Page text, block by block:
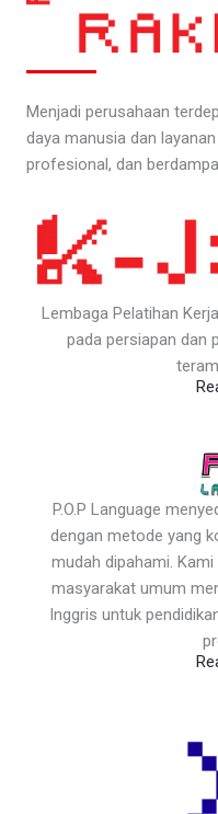
Menjadi perusahaan
daya manusia dan
profesional, dan
Lembaga Pelatihan
pada persiapan dan
P.O.P Language
dengan metode yang
mudah dipahami.
masyarakat umum
Inggris untuk